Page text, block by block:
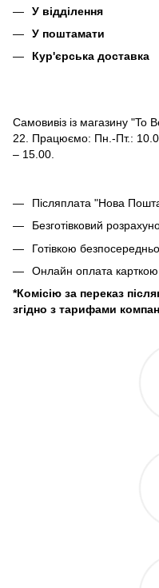
У відділення
У поштамати
Кур'єрська доставка
Самовивіз із магазину "To
22. Працюємо: Пн.-Пт.:
– 15.00.
Післяплата "Нова
Безготівковий
Готівкою
Онлайн оплата
*Комісію за переказ
згідно з тарифами